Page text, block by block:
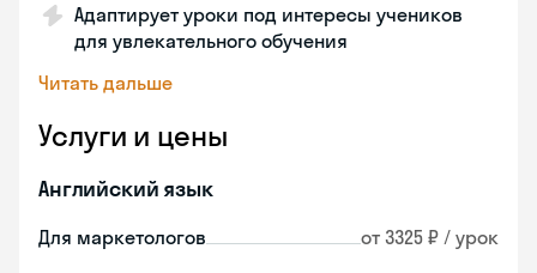
Адаптирует уроки под интересы учеников
для увлекательного обучения
Читать дальше
Услуги и цены
Английский язык
Для маркетологов от 3325 ₽ / урок